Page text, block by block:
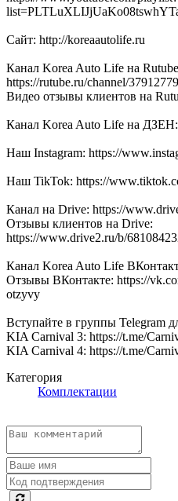
Сайт: http://koreaautolife.ru
Канал Korea Auto Life на
https://rutube.ru/channel/
Видео отзывы клиентов на
Канал Korea Auto Life на ДЗЕН:
Наш Instagram: https://
Наш TikTok: https://
Канал на Drive: https://
Отзывы клиентов на Drive:
https://www.drive2.ru/b/
Канал Korea Auto Life
Отзывы ВКонтакте: https://
otzyvy
Вступайте в группы Telegram
KIA Carnival 3: https://t.me/
KIA Carnival 4: https://t.me/
Категория
Комплектации